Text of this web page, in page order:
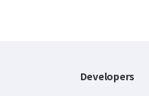
Developers